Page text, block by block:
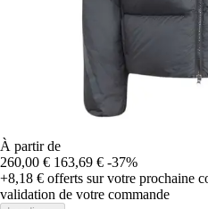
À partir de
260,00 € 163,69 € -37%
+8,18 € offerts sur votre prochaine
validation de votre commande